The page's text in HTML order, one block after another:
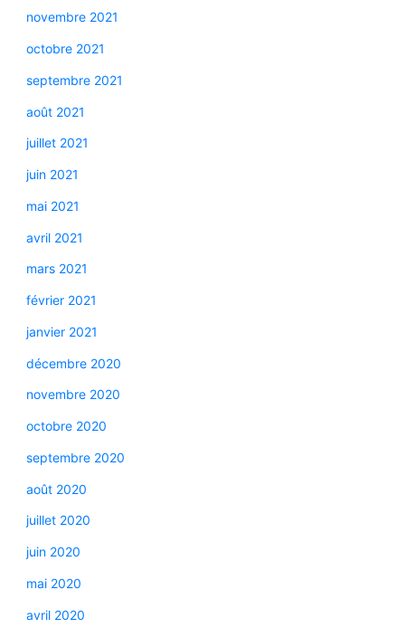
novembre 2021
octobre 2021
septembre 2021
août 2021
juillet 2021
juin 2021
mai 2021
avril 2021
mars 2021
février 2021
janvier 2021
décembre 2020
novembre 2020
octobre 2020
septembre 2020
août 2020
juillet 2020
juin 2020
mai 2020
avril 2020